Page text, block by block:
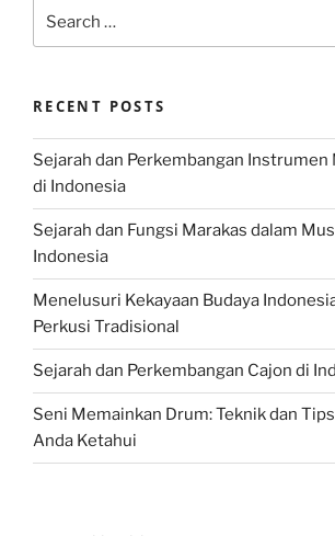
for:
RECENT POSTS
Sejarah dan Perkembangan Instrumen
di Indonesia
Sejarah dan Fungsi Marakas dalam
Indonesia
Menelusuri Kekayaan Budaya
Perkusi Tradisional
Sejarah dan Perkembangan Cajon di
Seni Memainkan Drum: Teknik dan
Anda Ketahui